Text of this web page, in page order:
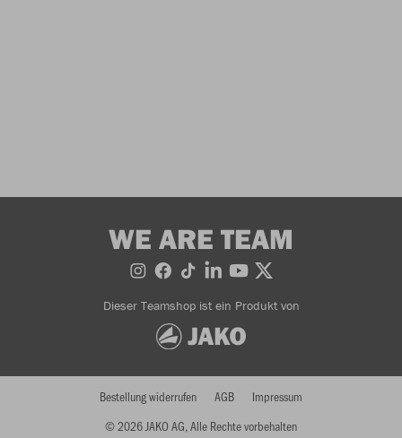
WE ARE TEAM
Dieser Teamshop ist ein Produkt von
© 2026 JAKO AG, Alle Rechte vorbehalten
Bestellung widerrufen AGB Impressum